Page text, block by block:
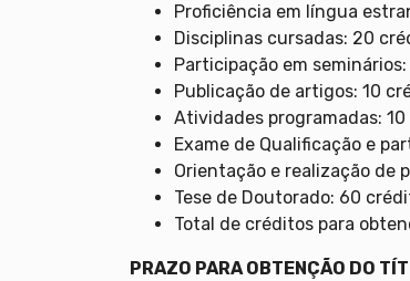
Proficiência em língua
Disciplinas cursadas: 20
Participação em
Publicação de artigos: 10
Atividades programadas:
Exame de Qualificação e
Orientação e realização de
Tese de Doutorado: 60
Total de créditos para
PRAZO PARA OBTENÇÃO DO